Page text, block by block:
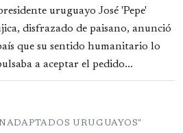
uruguayo José 'Pepe'
disfrazado de paisano, anunció
que su sentido humanitario lo
a aceptar el pedido...
URUGUAYOS"